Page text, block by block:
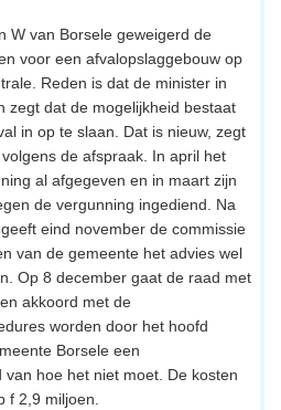
W van Borsele geweigerd de
voor een afvalopslaggebouw op
Reden is dat de minister in
zegt dat de mogelijkheid bestaat
in op te slaan. Dat is nieuw, zegt
de afspraak. In april het
al afgegeven en in maart zijn
de vergunning ingediend. Na
eind november de commissie
van de gemeente het advies wel
Op 8 december gaat de raad met
akkoord met de
worden door het hoofd
Borsele een
hoe het niet moet. De kosten
f 2,9 miljoen.